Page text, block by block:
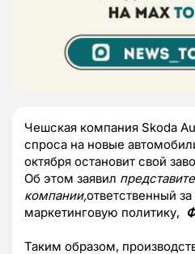
Чешская компания Skoda
спроса на новые
октября остановит свой
Об этом заявил
компании,ответственный
маркетинговую политику,
Таким образом,